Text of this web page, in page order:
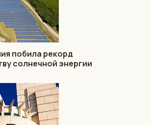
побила рекорд
солнечной энергии